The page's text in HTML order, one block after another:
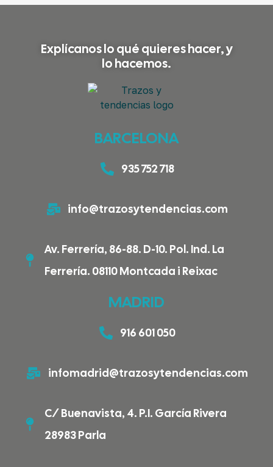
Explícanos lo qué quieres hacer, y
lo hacemos.
BARCELONA
935 752 718
info@trazosytendencias.com
Av. Ferrería, 86-88. D-10. Pol. Ind. La
Ferrería. 08110 Montcada i Reixac
MADRID
916 601 050
infomadrid@trazosytendencias.com
C/ Buenavista, 4. P.I. García Rivera
28983 Parla